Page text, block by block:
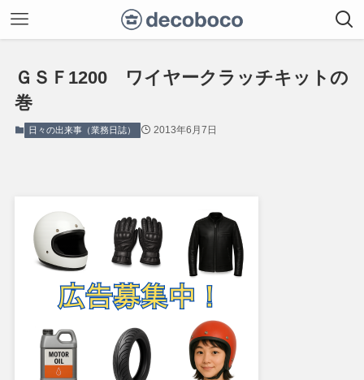
ＧＳＦ1200 ワイヤークラッチキットの
巻
日々の出来事（業務日誌） 2013年6月7日